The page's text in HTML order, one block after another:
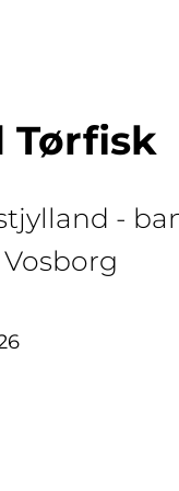
Tørfisk
-